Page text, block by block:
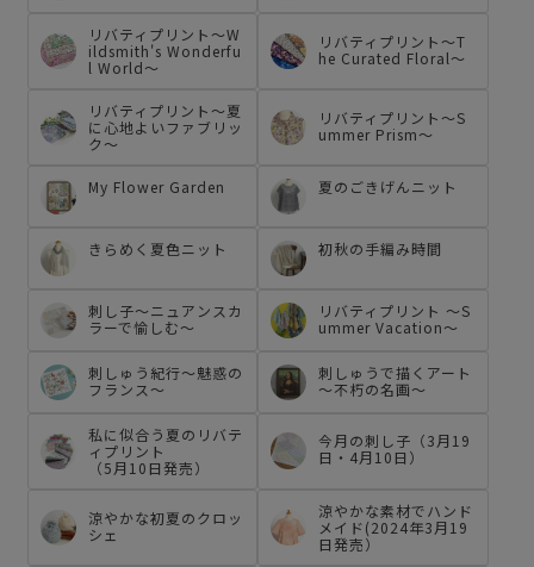
リバティプリント～W
ildsmith's Wonderfu
l World～
リバティプリント～T
he Curated Floral～
リバティプリント～夏
に心地よいファブリッ
ク～
リバティプリント～S
ummer Prism～
My Flower Garden 夏のごきげんニット
きらめく夏色ニット 初秋の手編み時間
刺し子～ニュアンスカ
ラーで愉しむ～
リバティプリント ～S
ummer Vacation～
刺しゅう紀行～魅惑の
フランス～
刺しゅうで描くアート
～不朽の名画～
私に似合う夏のリバテ
ィプリント
（5月10日発売）
今月の刺し子（3月19
日・4月10日）
涼やかな初夏のクロッ
シェ
涼やかな素材でハンド
メイド(2024年3月19
日発売）